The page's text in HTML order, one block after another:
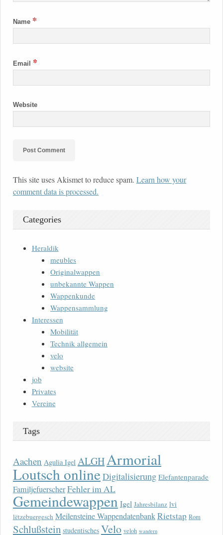
Name *
Email *
Website
This site uses Akismet to reduce spam. Learn how your
comment data is processed.
Categories
Heraldik
meubles
Originalwappen
unbekannte Wappen
Wappenkunde
Wappensammlung
Interessen
Mobilität
Technik allgemein
velo
website
job
Privates
Vereine
Tags
Aachen Agulia Igel ALGHArmorial
Loutsch onlineDigitalisierung Elefantenparade
FamiljefuerscherFehler im AL
Gemeindewappen Igel Jahresbilanz lvi
lëtzebuergesch Meilensteine WappendatenbankRietstap Rom
Schlußstein studentisches Velo veloh wandern